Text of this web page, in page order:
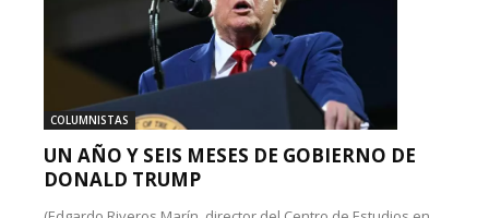
COLUMNISTAS
UN AÑO Y SEIS MESES DE GOBIERNO DE
DONALD TRUMP